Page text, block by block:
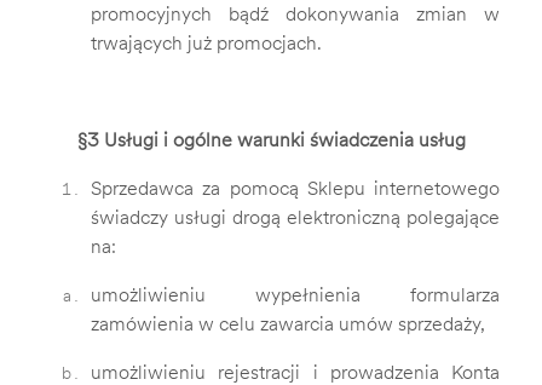
promocyjnych bądź dokonywania zmian w
trwających już promocjach.
§3 Usługi i ogólne warunki świadczenia usług
Sprzedawca za pomocą Sklepu internetowego
świadczy usługi drogą elektroniczną polegające
na:
umożliwieniu wypełnienia formularza
zamówienia w celu zawarcia umów sprzedaży,
umożliwieniu rejestracji i prowadzenia Konta